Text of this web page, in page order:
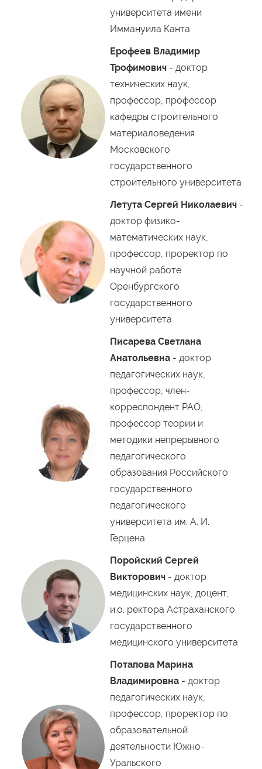
университета имени
Иммануила Канта
Ерофеев Владимир
Трофимович - доктор
технических наук,
профессор, профессор
кафедры строительного
материаловедения
Московского
государственного
строительного университета
Летута Сергей Николаевич -
доктор физико-
математических наук,
профессор, проректор по
научной работе
Оренбургского
государственного
университета
Писарева Светлана
Анатольевна - доктор
педагогических наук,
профессор, член-
корреспондент РАО,
профессор теории и
методики непрерывного
педагогического
образования Российского
государственного
педагогического
университета им. А. И.
Герцена
Поройский Сергей
Викторович - доктор
медицинских наук, доцент,
и.о. ректора Астраханского
государственного
медицинского университета
Потапова Марина
Владимировна - доктор
педагогических наук,
профессор, проректор по
образовательной
деятельности Южно-
Уральского